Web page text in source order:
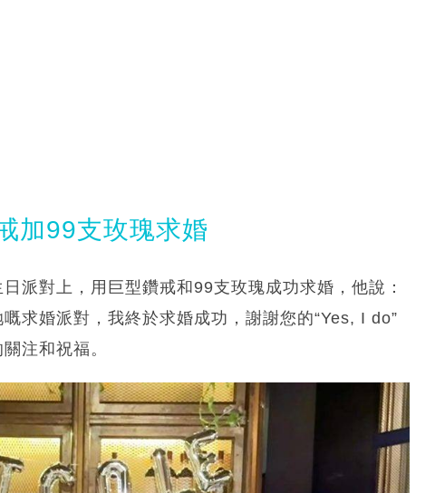
加99支玫瑰求婚
派對上，用巨型鑽戒和99支玫瑰成功求婚，他說：
求婚派對，我終於求婚成功，謝謝您的“Yes, I do”
注和祝福。